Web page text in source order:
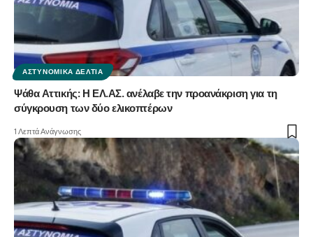
ΑΣΤΥΝΟΜΙΚΆ ΔΕΛΤΊΑ
Ψάθα Αττικής: Η ΕΛ.ΑΣ. ανέλαβε την προανάκριση για τη
σύγκρουση των δύο ελικοπτέρων
1 Λεπτά Ανάγνωσης